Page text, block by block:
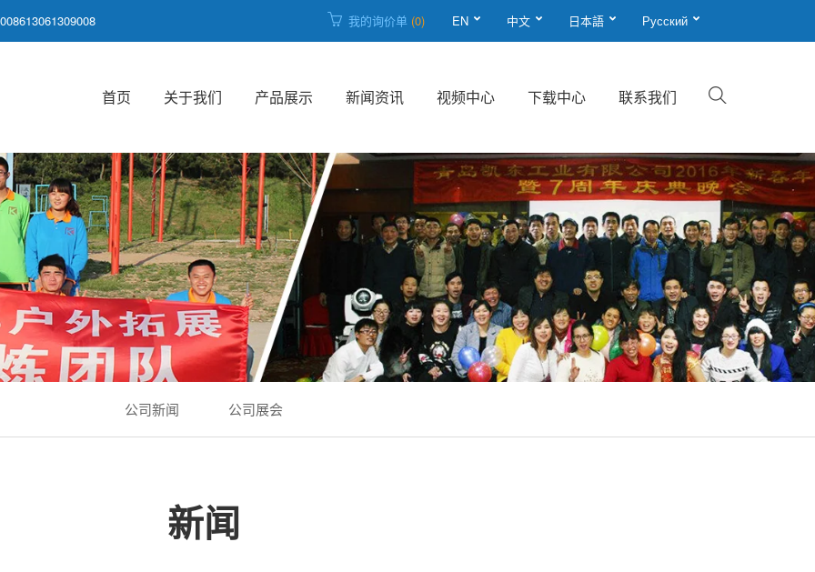
008613061309008 我的询价单 (0) EN 中文 日本語 Русский
首页 关于我们 产品展示 新闻资讯 视频中心 下载中心 联系我们
公司新闻 公司展会
新闻